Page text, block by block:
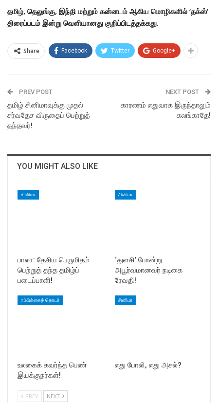
தமிழ், தெலுங்கு, இந்தி மற்றும் கன்னடம் ஆகிய மொழிகளில் ‘தக்ஸ்’
திரைப்படம் இன்று வெளியானது குறிப்பிடத்தக்கது.
Share Facebook Twitter Google+
PREV POST
தமிழ் சினிமாவுக்கு முதல்
சர்வதேச விருதைப் பெற்றுத்
தந்தவர்!
NEXT POST
காரணம் எதுவாக இருந்தாலும்
கலங்காதே!
YOU MIGHT ALSO LIKE
சினிமா
பாலா: தேசிய பெருமிதம்
பெற்றுத் தந்த தமிழ்ப்
படைப்பாளி!
சினிமா
‘துளசி’ போன்று
அபூர்வமானவர் நடிகை
ரேவதி!
நம்பிக்கைத் தொடர்
உலகைக் கவர்ந்த பெண்
இயக்குநர்கள்!
சினிமா
எது போலி, எது அசல்?
PREV NEXT